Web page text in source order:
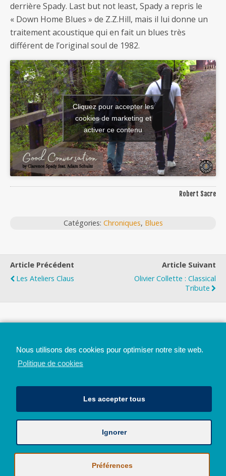
derrière Spady. Last but not least, Spady a repris le
« Down Home Blues » de Z.Z.Hill, mais il lui donne un
traitement acoustique qui en fait un blues très
différent de l’original soul de 1982.
Cliquez pour accepter les
cookies de marketing et
activer ce contenu
Robert Sacre
Catégories: Chroniques, Blues
Article Précédent
Les Ateliers Claus
Article Suivant
Olivier Collette : Classical
Tribute
Avec le soutien de la Province de Liège
© 2026 - Tous droits réservés - JazzMania
Politique en matière de confidentialité et de vie privée
Nous utilisons des cookies pour optimiser notre site web.
Politique de cookies
Les accepter tous
Ignorer
Préférences